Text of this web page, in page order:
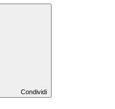
Condividi